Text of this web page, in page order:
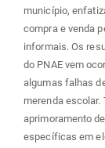
município,
compra e venda
informais. Os
do PNAE vem
algumas falhas
merenda escolar.
aprimoramento
específicas em